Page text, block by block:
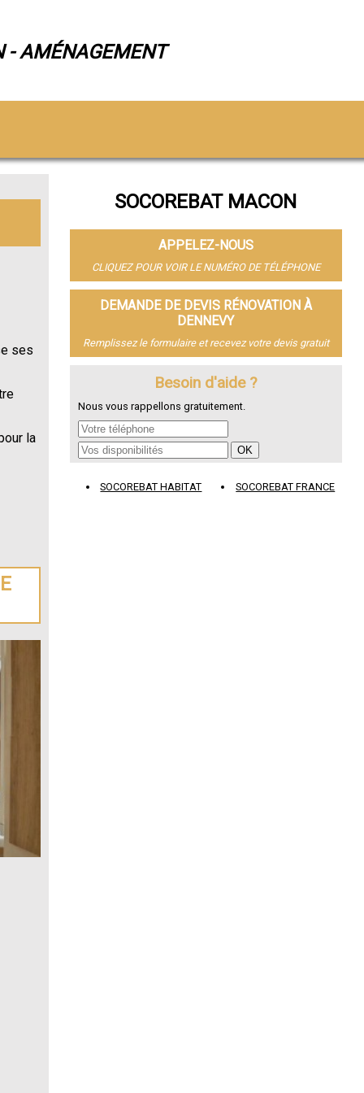
- AMÉNAGEMENT
ses
la
SOCOREBAT MACON
APPELEZ-NOUS
CLIQUEZ POUR VOIR LE NUMÉRO DE TÉLÉPHONE
DEMANDE DE DEVIS RÉNOVATION À
DENNEVY
Remplissez le formulaire et recevez votre devis gratuit
Besoin d'aide ?
Nous vous rappellons gratuitement.
SOCOREBAT HABITAT SOCOREBAT FRANCE